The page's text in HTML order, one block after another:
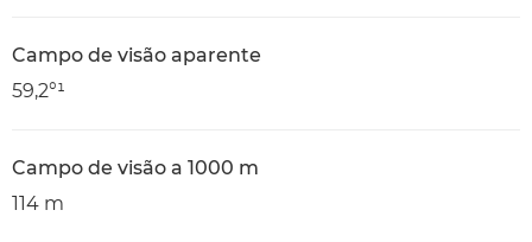
Campo de visão aparente
59,2°¹
Campo de visão a 1000 m
114 m